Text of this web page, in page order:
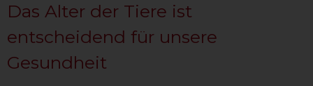
Das Alter der Tiere ist
entscheidend für unsere
Gesundheit